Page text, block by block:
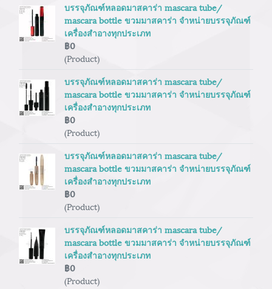
บรรจุภัณฑ์หลอดมาสคาร่า mascara tube/
mascara bottle ขวมมาสคาร่า จำหน่ายบรรจุภัณฑ์
เครื่องสำอางทุกประเภท
฿0
(Product)
บรรจุภัณฑ์หลอดมาสคาร่า mascara tube/
mascara bottle ขวมมาสคาร่า จำหน่ายบรรจุภัณฑ์
เครื่องสำอางทุกประเภท
฿0
(Product)
บรรจุภัณฑ์หลอดมาสคาร่า mascara tube/
mascara bottle ขวมมาสคาร่า จำหน่ายบรรจุภัณฑ์
เครื่องสำอางทุกประเภท
฿0
(Product)
บรรจุภัณฑ์หลอดมาสคาร่า mascara tube/
mascara bottle ขวมมาสคาร่า จำหน่ายบรรจุภัณฑ์
เครื่องสำอางทุกประเภท
฿0
(Product)